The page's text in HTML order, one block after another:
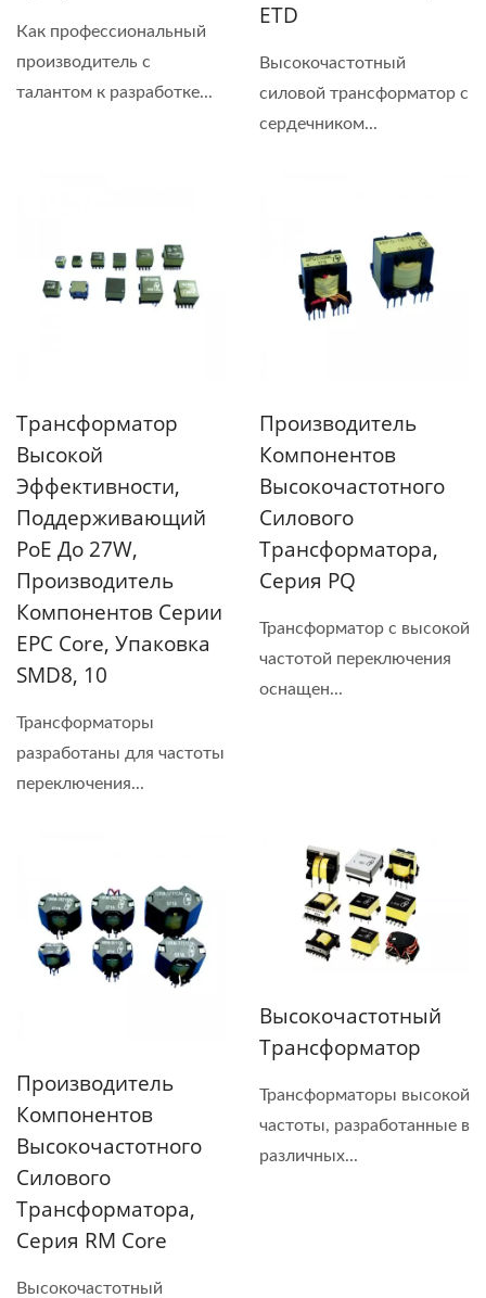
Как профессиональный
производитель с
талантом к разработке...
ETD
Высокочастотный
силовой трансформатор с
сердечником...
Трансформатор
Высокой
Эффективности,
Поддерживающий
PoE До 27W,
Производитель
Компонентов Серии
EPC Core, Упаковка
SMD8, 10
Трансформаторы
разработаны для частоты
переключения...
Производитель
Компонентов
Высокочастотного
Силового
Трансформатора,
Серия PQ
Трансформатор с высокой
частотой переключения
оснащен...
Производитель
Компонентов
Высокочастотного
Силового
Трансформатора,
Серия RM Core
Высокочастотный
Высокочастотный
Трансформатор
Трансформаторы высокой
частоты, разработанные в
различных...